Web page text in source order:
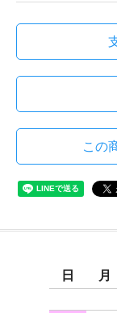
この
日
月